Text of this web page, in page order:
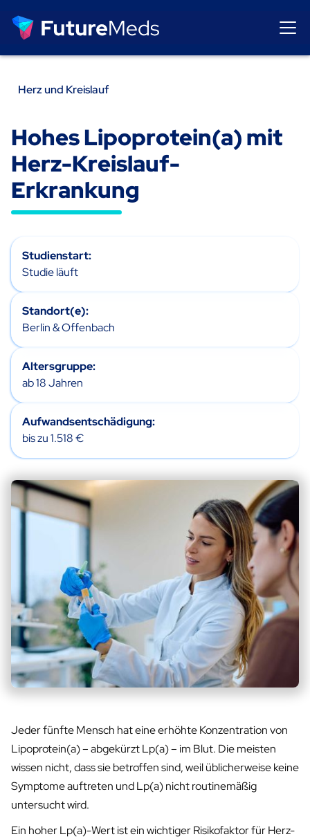
Herz und Kreislauf
Hohes Lipoprotein(a) mit
Herz-Kreislauf-
Erkrankung
Studienstart:
Studie läuft
Standort(e):
Berlin & Offenbach
Altersgruppe:
ab 18 Jahren
Aufwandsentschädigung:
bis zu 1.518 €
Jeder fünfte Mensch hat eine erhöhte Konzentration von
Lipoprotein(a) – abgekürzt Lp(a) – im Blut. Die meisten
wissen nicht, dass sie betroffen sind, weil üblicherweise keine
Symptome auftreten und Lp(a) nicht routinemäßig
untersucht wird.
Ein hoher Lp(a)-Wert ist ein wichtiger Risikofaktor für Herz-
Alle Studien
Alle Studien